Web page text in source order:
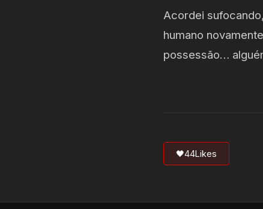
Acordei
humano
possessão…
🖤44Likes